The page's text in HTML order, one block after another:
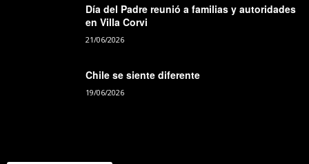
Día del Padre reunió a familias y autoridades
en Villa Corvi
21/06/2026
Chile se siente diferente
19/06/2026